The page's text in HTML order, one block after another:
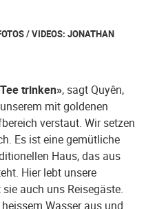
/ VIDEOS: JONATHAN
trinken», sagt Quyên,
mit goldenen
verstaut. Wir setzen
Es ist eine gemütliche
Haus, das aus
Hier lebt unsere
auch uns Reisegäste.
Wasser aus und